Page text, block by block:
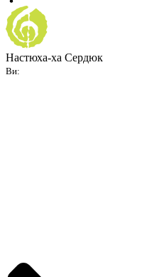
Настюха-ха Сердюк
Ви: